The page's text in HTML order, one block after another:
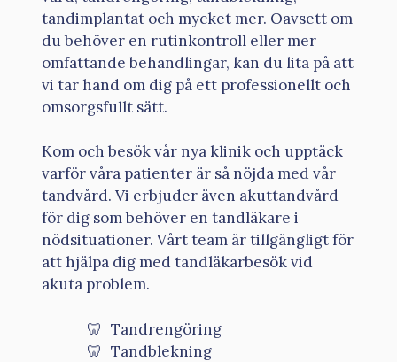
tandimplantat och mycket mer. Oavsett om
du behöver en rutinkontroll eller mer
omfattande behandlingar, kan du lita på att
vi tar hand om dig på ett professionellt och
omsorgsfullt sätt.
Kom och besök vår nya klinik och upptäck
varför våra patienter är så nöjda med vår
tandvård. Vi erbjuder även akuttandvård
för dig som behöver en tandläkare i
nödsituationer. Vårt team är tillgängligt för
att hjälpa dig med tandläkarbesök vid
akuta problem.
Tandrengöring
Tandblekning